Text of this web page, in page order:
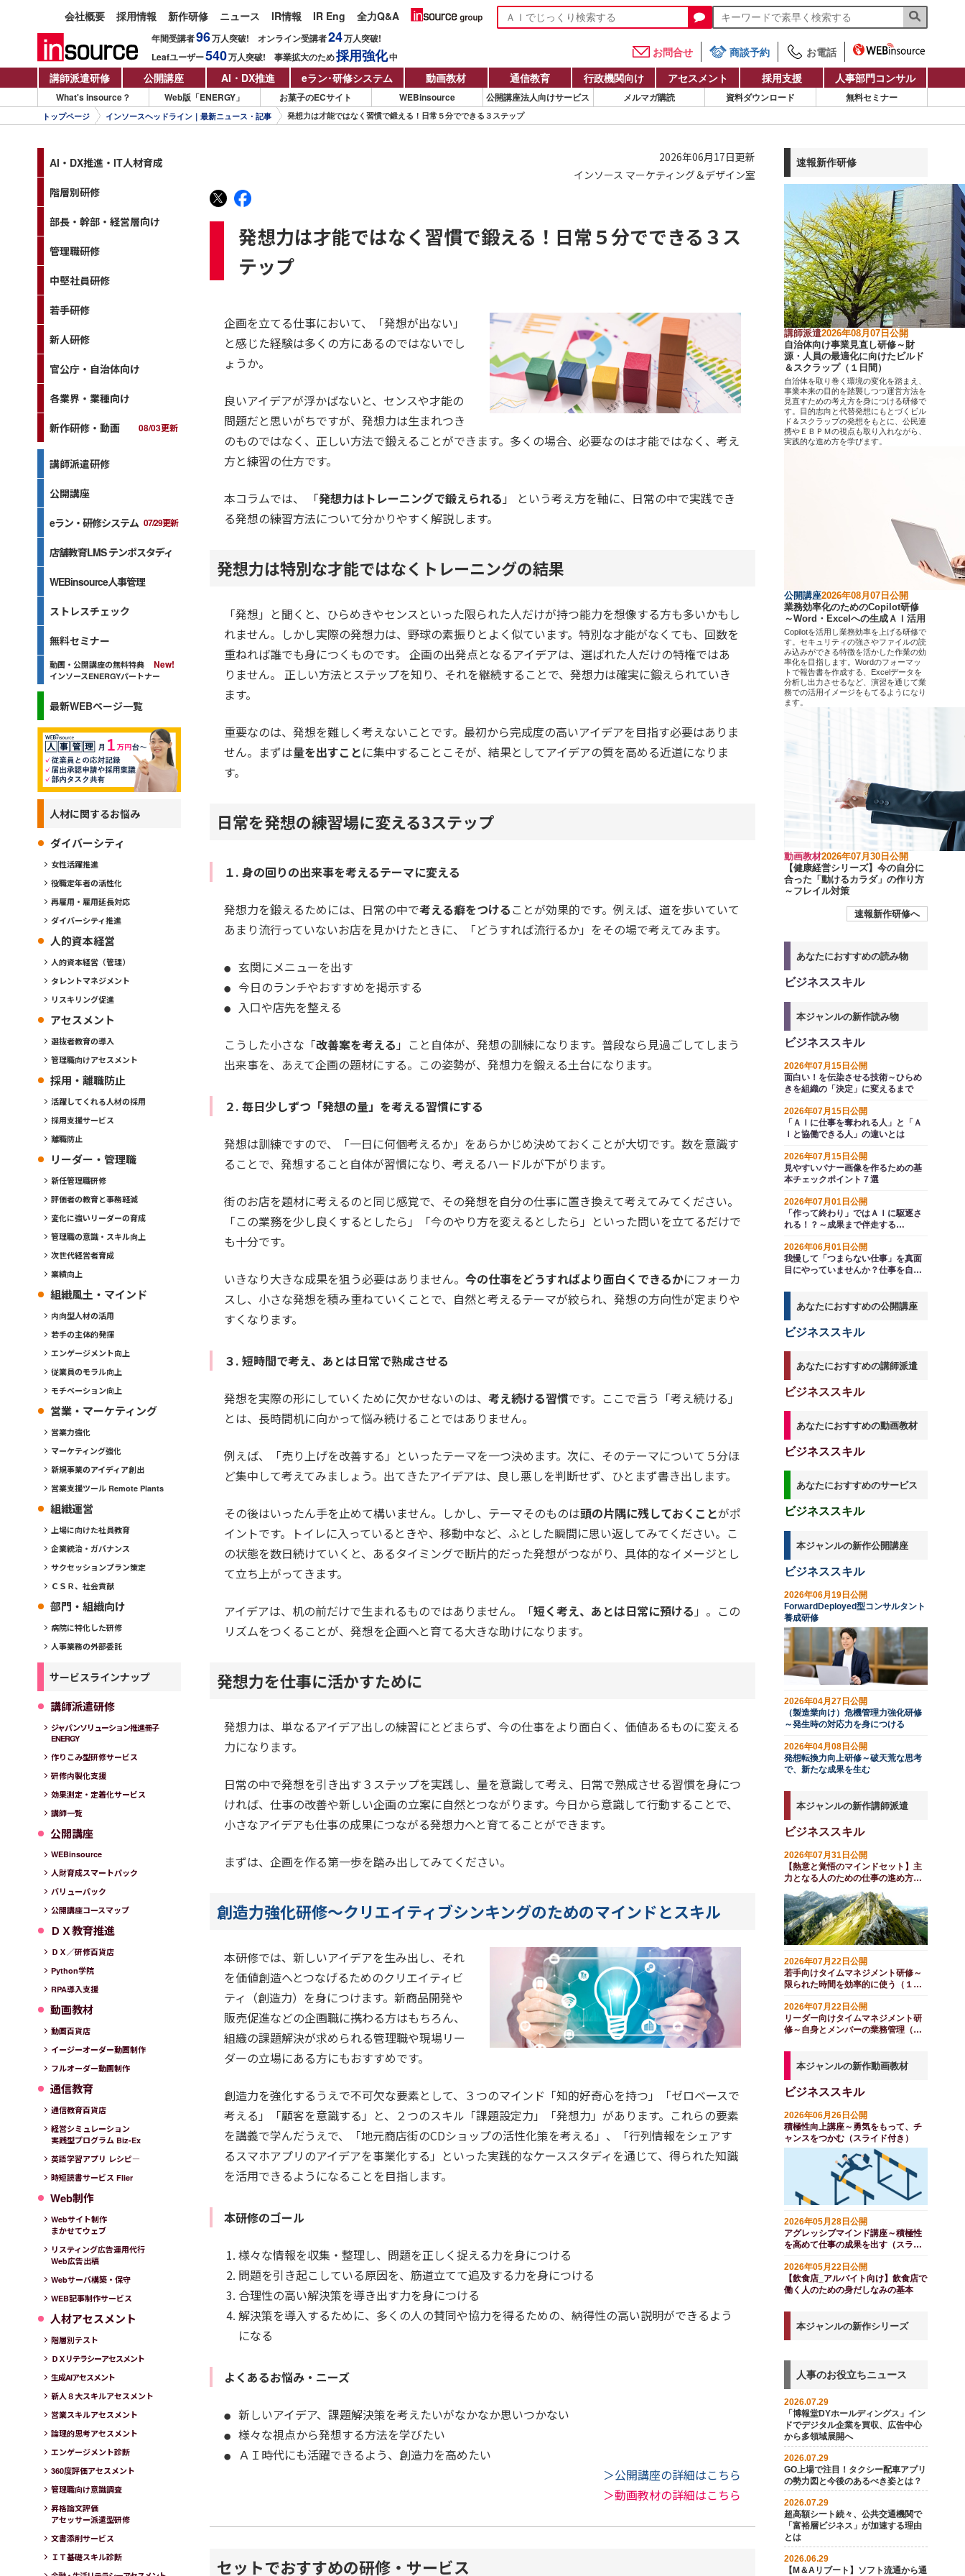
会社概要 採用情報 新作研修 ニュース IR情報 IR Eng 全力Q&A
年間受講者96万人突破! オンライン受講者24万人突破!
Leafユーザー540万人突破! 事業拡大のため採用強化中 お問合せ 商談予約
お電話
講師派遣研修
公開講座 AI・DX推進 eラン・研修システム 動画教材 通信教育 行政機関向け アセスメント 採用支援 人事部門コンサル
What's insource？ Web版「ENERGY」 お菓子のECサイト WEBinsource 公開講座法人向けサービス メルマガ購読 資料ダウンロード 無料セミナー
トップページ インソースヘッドライン｜最新ニュース・記事 発想力は才能ではなく習慣で鍛える！日常５分でできる３ステップ
2026年06月17日更新
インソース マーケティング＆デザイン室
発想力は才能ではなく習慣で鍛える！日常５分でできる３ス
テップ
企画を立てる仕事において、「発想が出ない」
と感じた経験は多くの方にあるのではないでし
ょうか。
良いアイデアが浮かばないと、センスや才能の
問題だと思いがちですが、発想力は生まれつき
のものではなく、正しい方法で鍛えることができます。多くの場合、必要なのは才能ではなく、考え
方と練習の仕方です。
本コラムでは、 「発想力はトレーニングで鍛えられる 」 という考え方を軸に、日常の中で実践でき
る発想の練習方法について分かりやすく解説します。
発想力は特別な才能ではなくトレーニングの結果
「発想」と聞くと、ひらめきやセンスといった限られた人だけが持つ能力を想像する方も多いかもし
れません。しかし実際の発想力は、野球の素振りとよく似ています。特別な才能がなくても、回数を
重ねれば誰でも身につくものです。 企画の出発点となるアイデアは、選ばれた人だけの特権ではあ
りません。 正しい方法とステップを知り、それを継続することで、発想力は確実に鍛えられていき
ます。
重要なのは、発想を難しく考えないことです。最初から完成度の高いアイデアを目指す必要はありま
せん。まずは量を出すことに集中することこそが、結果としてアイデアの質を高める近道になりま
す。
日常を発想の練習場に変える3ステップ
１. 身の回りの出来事を考えるテーマに変える
発想力を鍛えるためには、日常の中で考える癖をつける ことが効果的です。例えば、道を歩いていて
あまり流行っていないお店を見かけたときに、「どうすれば流行るか」をその場で考えてみます。
玄関にメニューを出す
今日のランチやおすすめを掲示する
入口や店先を整える
こうした小さな「改善案を考える 」こと自体が、発想の訓練になります。普段なら見過ごしてしまう
出来事を、あえて企画の題材にする。この姿勢が、発想力を鍛える土台になります。
２. 毎日少しずつ「発想の量」を考える習慣にする
発想は訓練ですので、「一日に何個考えるか」をあらかじめ決めておくことが大切です。数を意識す
ることで、発想すること自体が習慣になり、考えるハードルが下がります。
街のお店を題材に考えるのと同じ感覚で、その発想を自分の仕事に置き換えて考えてみてください。
「この業務を少し良くするとしたら」「今のやり方を変えるとしたら」といった問いを立てるだけで
も十分です。
いきなり大きな成果を狙う必要はありません。 今の仕事をどうすればより面白くできるかにフォーカ
スし、小さな発想を積み重ねていくことで、自然と考えるテーマが絞られ、発想の方向性が定まりや
すくなります。
３. 短時間で考え、あとは日常で熟成させる
発想を実際の形にしていくために欠かせないのは、 考え続ける習慣です。ここで言う「考え続ける」
とは、長時間机に向かって悩み続けることではありません。
例えば、「売り上げを改善する」といったテーマを一つ決めます。次に、そのテーマについて５分ほ
ど集中して考えてみましょう。出てきたアイデアは、良し悪しを判断せず、ひとまず書き出します。
その後はいったん手を止めて構いません。しかし、テーマそのものは頭の片隅に残しておくことがポ
イントです。トイレに入っているときや、移動中など、ふとした瞬間に思い返してみてください。こ
の状態を数日続けていくと、あるタイミングで断片的だった発想がつながり、具体的なイメージとし
て立ち上がってきます。
アイデアは、机の前だけで生まれるものではありません。「短く考え、あとは日常に預ける 」。この
リズムをつくることが、発想を企画へと育てる大きな助けになります。
発想力を仕事に活かすために
発想力は、単なるアイデア出しの練習にとどまらず、今の仕事をより面白く、価値あるものに変える
力になります。
日常の中で発想を引き出す３ステップを実践し、量を意識して考え、日常で熟成させる習慣を身につ
ければ、仕事の改善や新しい企画の立案に自然とつながります。今日から意識して行動することで、
小さなアイデアも仕事の成果につながる発想力へと育てることができます。
まずは、企画を作る第一歩を踏み出してみてください。
創造力強化研修～クリエイティブシンキングのためのマインドとスキル
本研修では、新しいアイデアを生み出し、それ
を価値創造へとつなげるためのクリエイティビ
ティ（創造力）を身につけます。新商品開発や
販売促進などの企画職に携わる方はもちろん、
組織の課題解決が求められる管理職や現場リー
ダーの立場にある方にもおすすめです。
創造力を強化するうえで不可欠な要素として、３つのマインド「知的好奇心を持つ」「ゼロベースで
考える」「顧客を意識する」と、２つのスキル「課題設定力」「発想力」があります。これらの要素
を講義で学んだうえで、「地元商店街のCDショップの活性化策を考える」、「行列情報をシェアす
るスマホアプリのアイデアを事業化する」といった実践的なケーススタディを通じて、得られた知識
を活用できるようになることを目指します。
本研修のゴール
様々な情報を収集・整理し、問題を正しく捉える力を身につける
問題を引き起こしている原因を、筋道立てて追及する力を身につける
合理性の高い解決策を導き出す力を身につける
解決策を導入するために、多くの人の賛同や協力を得るための、納得性の高い説明ができるよう
になる
よくあるお悩み・ニーズ
新しいアイデア、課題解決策を考えたいがなかなか思いつかない
様々な視点から発想する方法を学びたい
ＡＩ時代にも活躍できるよう、創造力を高めたい
＞公開講座の詳細はこちら
＞動画教材の詳細はこちら
セットでおすすめの研修・サービス
AI・DX推進・IT人材育成
階層別研修
部長・幹部・経営層向け
管理職研修
中堅社員研修
若手研修
新人研修
官公庁・自治体向け
各業界・業種向け
新作研修・動画 08/03更新
講師派遣研修
公開講座
eラン・研修システム 07/29更新
店舗教育LMS テンポスタディ
WEBinsource人事管理
ストレスチェック
無料セミナー
動画・公開講座の無料特典
インソースENERGYパートナー
最新WEBページ一覧
人材に関するお悩み
ダイバーシティ
女性活躍推進
役職定年者の活性化
再雇用・雇用延長対応
ダイバーシティ推進
人的資本経営
人的資本経営（管理）
タレントマネジメント
リスキリング促進
アセスメント
選抜者教育の導入
管理職向けアセスメント
採用・離職防止
活躍してくれる人材の採用
採用支援サービス
離職防止
リーダー・管理職
新任管理職研修
評価者の教育と事務軽減
変化に強いリーダーの育成
管理職の意識・スキル向上
次世代経営者育成
業績向上
組織風土・マインド
内向型人材の活用
若手の主体的発揮
エンゲージメント向上
従業員のモラル向上
モチベーション向上
営業・マーケティング
営業力強化
マーケティング強化
新規事業のアイディア創出
営業支援ツール Remote Plants
組織運営
上場に向けた社員教育
企業統治・ガバナンス
サクセッションプラン策定
ＣＳＲ、社会貢献
部門・組織向け
病院に特化した研修
人事業務の外部委託
サービスラインナップ
講師派遣研修
ジャパンソリューション推進冊子
ENERGY
作りこみ型研修サービス
研修内製化支援
効果測定・定着化サービス
講師一覧
公開講座
WEBinsource
人財育成スマートパック
バリューパック
公開講座コースマップ
ＤＸ教育推進
ＤＸ／研修百貨店
Python学院
RPA導入支援
動画教材
動画百貨店
イージーオーダー動画制作
フルオーダー動画制作
通信教育
通信教育百貨店
経営シミュレーション
実践型プログラム Biz-Ex
英語学習アプリ レシピ―
時短読書サービス Flier
Web制作
Webサイト制作
まかせてウェブ
リスティング広告運用代行
Web広告出稿
Webサーバ構築・保守
WEB記事制作サービス
人材アセスメント
階層別テスト
ＤＸリテラシーアセスメント
生成AIアセスメント
新人８大スキルアセスメント
営業スキルアセスメント
論理的思考アセスメント
エンゲージメント診断
360度評価アセスメント
管理職向け意識調査
昇格論文評価
アセッサー派遣型研修
文書添削サービス
ＩＴ基礎スキル診断
速報新作研修
講師派遣2026年08月07日公開
自治体向け事業見直し研修～財
源・人員の最適化に向けたビルド
＆スクラップ（１日間）
自治体を取り巻く環境の変化を踏まえ、
事業本来の目的を踏襲しつつ運営方法を
見直すための考え方を身につける研修で
す。目的志向と代替発想にもとづくビル
ド＆スクラップの発想をもとに、公民連
携やＥＢＰＭの視点も取り入れながら、
実践的な進め方を学びます。
公開講座2026年08月07日公開
業務効率化のためのCopilot研修
～Word・Excelへの生成ＡＩ活用
Copilotを活用し業務効率を上げる研修で
す。セキュリティの強さやファイルの読
み込みができる特徴を活かした作業の効
率化を目指します。Wordのフォーマッ
トで報告書を作成する、Excelデータを
分析し出力させるなど、演習を通じて業
務での活用イメージをもてるようになり
ます。
動画教材2026年07月30日公開
【健康経営シリーズ】今の自分に
合った「動けるカラダ」の作り方
～フレイル対策
速報新作研修へ
あなたにおすすめの読み物
ビジネススキル
本ジャンルの新作読み物
ビジネススキル
2026年07月15日公開
面白い！を伝染させる技術～ひらめ
きを組織の「決定」に変えるまで
2026年07月15日公開
「ＡＩに仕事を奪われる人」と「Ａ
Ｉと協働できる人」の違いとは
2026年07月15日公開
見やすいバナー画像を作るための基
本チェックポイント７選
2026年07月01日公開
「作って終わり」ではＡＩに駆逐さ
れる！？～成果まで伴走する
2026年06月01日公開
我慢して「つまらない仕事」を真面
目にやっていませんか？仕事を自分
スキル
あなたにおすすめの公開講座
ビジネススキル
あなたにおすすめの講師派遣
ビジネススキル
あなたにおすすめの動画教材
ビジネススキル
あなたにおすすめのサービス
ビジネススキル
本ジャンルの新作公開講座
ビジネススキル
2026年06月19日公開
ForwardDeployed型コンサルタント
養成研修
2026年04月27日公開
（製造業向け）危機管理力強化研修
～発生時の対応力を身につける
2026年04月08日公開
発想転換力向上研修～破天荒な思考
で、新たな成果を生む
本ジャンルの新作講師派遣
ビジネススキル
2026年07月31日公開
【熱意と覚悟のマインドセット】主
力となる人のための仕事の進め方研
修（１日間）
2026年07月22日公開
若手向けタイムマネジメント研修～
限られた時間を効率的に使う（１日
2026年07月22日公開
リーダー向けタイムマネジメント研
修～自身とメンバーの業務管理（１
本ジャンルの新作動画教材
ビジネススキル
2026年06月26日公開
積極性向上講座～勇気をもって、チ
ャンスをつかむ（スライド付き）
2026年05月28日公開
アグレッシブマインド講座～積極性
を高めて仕事の成果を出す（スライ
2026年05月22日公開
【飲食店_アルバイト向け】飲食店で
働く人のための身だしなみの基本
本ジャンルの新作シリーズ
人事のお役立ちニュース
2026.07.29
「博報堂DYホールディングス」イン
ドでデジタル企業を買収、広告中心
から多領域展開へ
2026.07.29
GO上場で注目！タクシー配車アプリ
の勢力図と今後のあるべき姿とは？
2026.07.29
超高額シート続々、公共交通機関で
「富裕層ビジネス」が加速する理由
とは
2026.06.29
【M＆Aリブート】ソフト流通から通